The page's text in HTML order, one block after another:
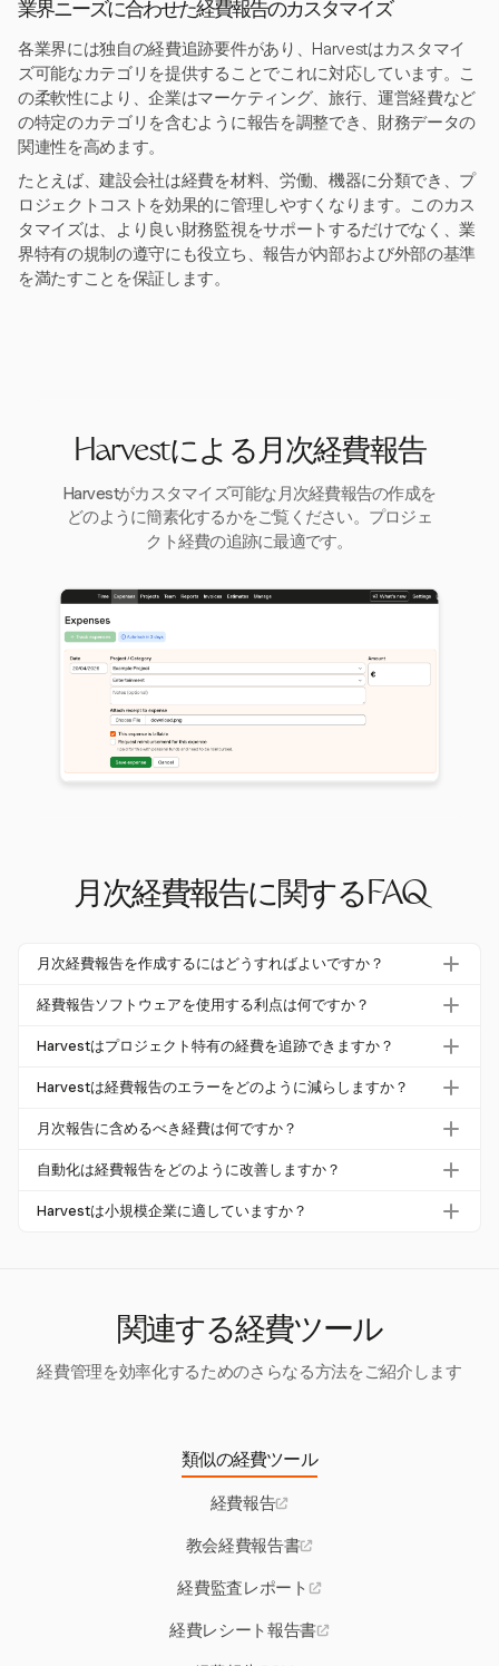
業界ニーズに合わせた経費報告のカスタマイズ
各業界には独自の経費追跡要件があり、Harvestはカスタマイ
ズ可能なカテゴリを提供することでこれに対応しています。こ
の柔軟性により、企業はマーケティング、旅行、運営経費など
の特定のカテゴリを含むように報告を調整でき、財務データの
関連性を高めます。
たとえば、建設会社は経費を材料、労働、機器に分類でき、プ
ロジェクトコストを効果的に管理しやすくなります。このカス
タマイズは、より良い財務監視をサポートするだけでなく、業
界特有の規制の遵守にも役立ち、報告が内部および外部の基準
を満たすことを保証します。
Harvestによる月次経費報告
Harvestがカスタマイズ可能な月次経費報告の作成を
どのように簡素化するかをご覧ください。プロジェ
クト経費の追跡に最適です。
月次経費報告に関するFAQ
月次経費報告を作成するにはどうすればよいですか？
月次経費報告を作成するには、関連する領収書をすべて集
を使用して、これらの経費を詳細な報告に入力し、整理し
に経費を追跡できるため、正確な財務管理が可能です。
経費報告ソフトウェアを使用する利点は何ですか？
Harvestのような経費報告ソフトウェアは、報告プロセス
システムは処理コストを最大58%削減でき、重要な財務上
化し、戦略的な財務計画を強化します。
Harvestはプロジェクト特有の経費を追跡できますか？
はい、Harvestでは企業がカスタマイズ可能なカテゴリを
は、特定のプロジェクトに関連する経費を効率的に管理し
Harvestは経費報告のエラーをどのように減らしますか？
Harvestは詳細な手動提出とカスタマイズ可能な報告を可
ませんが、明確な分類とリアルタイムデータ追跡を通じて
月次報告に含めるべき経費は何ですか？
月次経費報告には、その月に発生したすべてのビジネス関
行、食事、オフィス用品、特定のプロジェクトに関連する
自動化は経費報告をどのように改善しますか？
経費報告における自動化は、手動入力エラーと処理コスト
Harvestは小規模企業に適していますか？
減できるようにします。
関連する経費ツール
経費管理を効率化するためのさらなる方法をご紹介します
類似の経費ツール
経費報告
教会経費報告書
経費監査レポート
経費レシート報告書